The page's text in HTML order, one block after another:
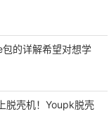
的详解希望对想学
脱壳机！Youpk脱壳